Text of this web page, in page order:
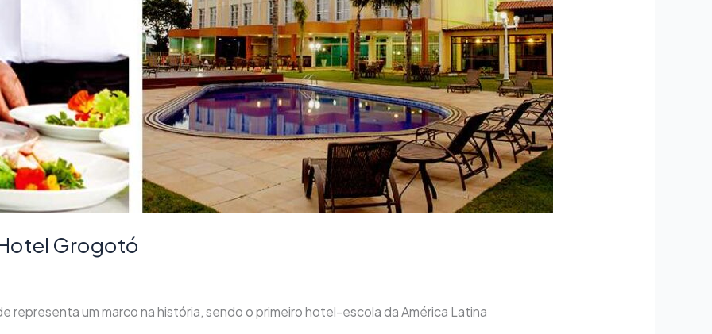
Grogotó
representa um marco na história, sendo o primeiro hotel-escola da América Latina